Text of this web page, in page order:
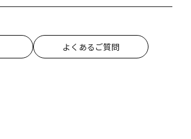
よくあるご質問